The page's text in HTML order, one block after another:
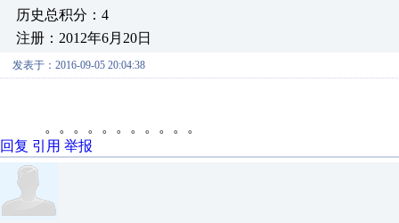
历史总积分：4
注册：2012年6月20日
发表于：2016-09-05 20:04:38
。。。。。。。。。。。
回复 引用 举报